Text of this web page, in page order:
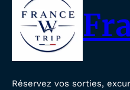
Réservez vos sorties,